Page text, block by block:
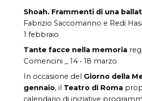
Shoah. Frammenti di una
Fabrizio Saccomanno e Redi
1 febbraio
Tante facce nella memoria
Comencini _ 14 • 18 marzo
In occasione del Giorno della
gennaio, il Teatro di Roma
calendario di iniziative